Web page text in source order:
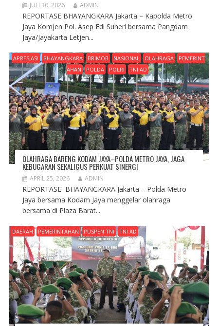
JULI 30, 2026 ADMIN
REPORTASE BHAYANGKARA Jakarta – Kapolda Metro
Jaya Komjen Pol. Asep Edi Suheri bersama Pangdam
Jaya/Jayakarta Letjen...
APRESIASI BHAYANGKARA BRIMOB NASIONAL OLAHRAGA
PEMERINT
AHAN
POLDA POLRI TNI AD
OLAHRAGA BARENG KODAM JAYA–POLDA METRO JAYA, JAGA
KEBUGARAN SEKALIGUS PERKUAT SINERGI
APRIL 25, 2026 ADMIN
REPORTASE BHAYANGKARA Jakarta – Polda Metro
Jaya bersama Kodam Jaya menggelar olahraga
bersama di Plaza Barat...
DAERAH PEMERINTAHAN PUSPEN TNI TNI AD